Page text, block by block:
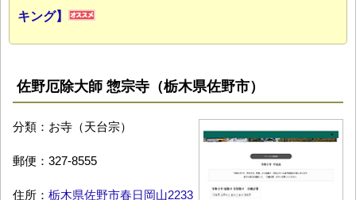
キング】
佐野厄除大師 惣宗寺（栃木県佐野市）
分類：お寺（天台宗）
郵便：327-8555
住所： 栃木県佐野市春日岡山2233